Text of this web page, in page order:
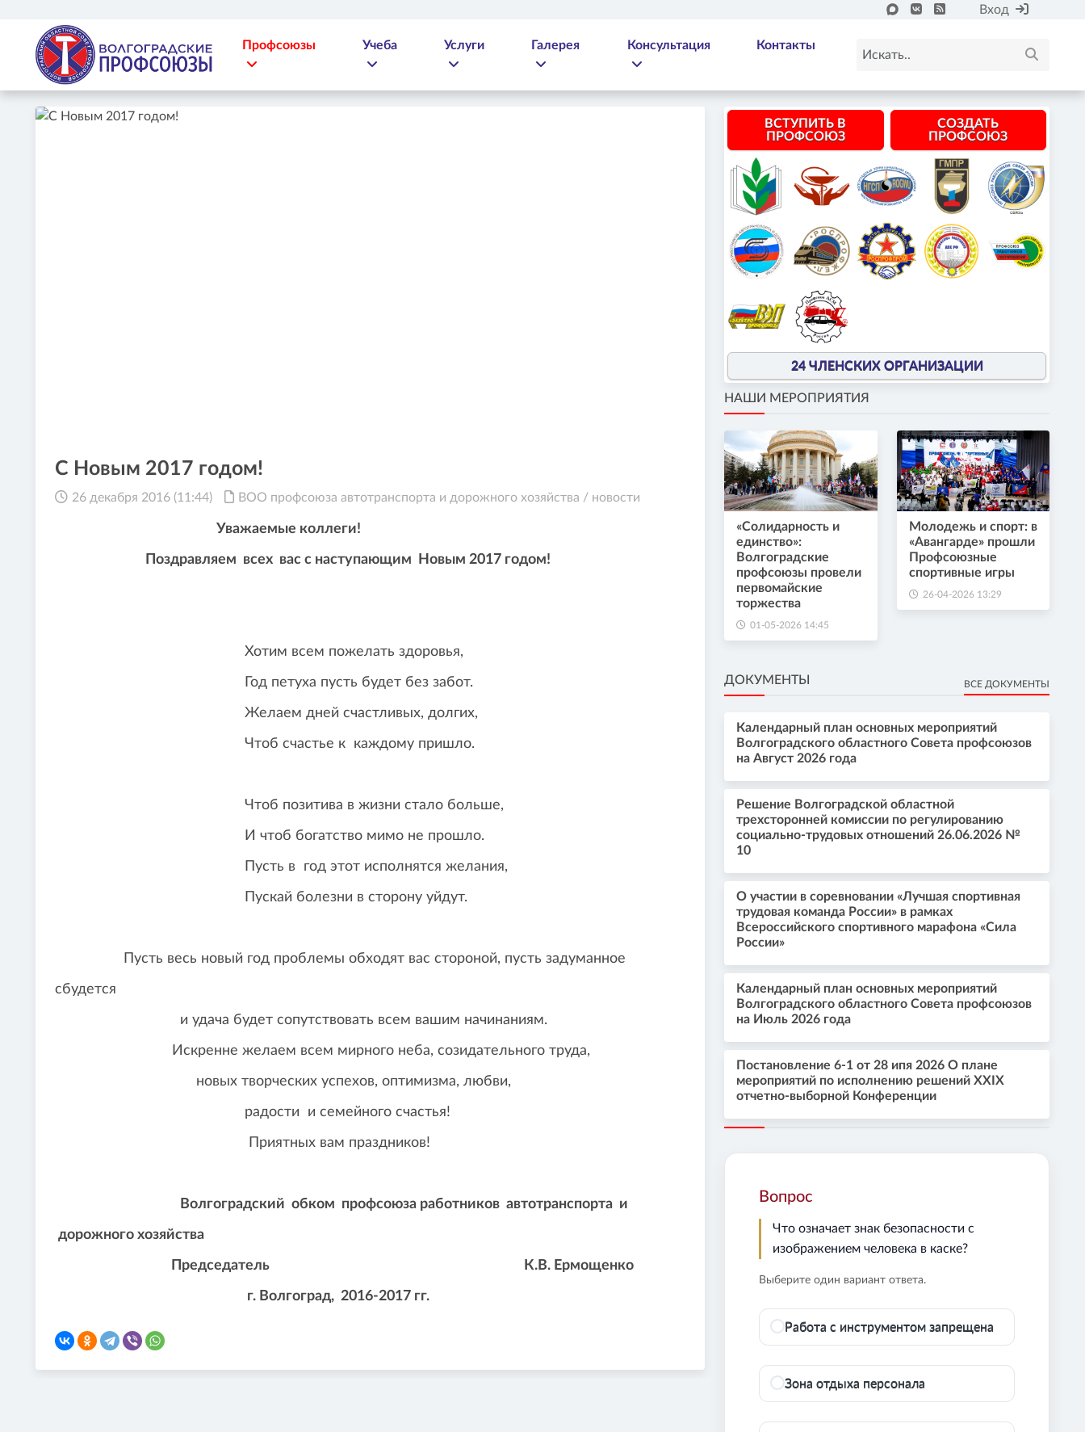
Вход
Профсоюзы Учеба Услуги Галерея Консультация Контакты
С Новым 2017 годом!
26 декабря 2016 (11:44) ВОО профсоюза автотранспорта и дорожного хозяйства / новости
Уважаемые коллеги!
Поздравляем всех вас с наступающим Новым 2017 годом!
Хотим всем пожелать здоровья,
Год петуха пусть будет без забот.
Желаем дней счастливых, долгих,
Чтоб счастье к каждому пришло.
Чтоб позитива в жизни стало больше,
И чтоб богатство мимо не прошло.
Пусть в год этот исполнятся желания,
Пускай болезни в сторону уйдут.
Пусть весь новый год проблемы обходят вас стороной, пусть задуманное
сбудется
и удача будет сопутствовать всем вашим начинаниям.
Искренне желаем всем мирного неба, созидательного труда,
новых творческих успехов, оптимизма, любви,
радости и семейного счастья!
Приятных вам праздников!
Волгоградский обком профсоюза работников автотранспорта и
дорожного хозяйства
Председатель К.В. Ермощенко
г. Волгоград, 2016-2017 гг.
ВСТУПИТЬ В
ПРОФСОЮЗ
СОЗДАТЬ
ПРОФСОЮЗ
24 ЧЛЕНСКИХ ОРГАНИЗАЦИИ
НАШИ МЕРОПРИЯТИЯ
«Солидарность и
единство»:
Волгоградские
профсоюзы провели
первомайские
торжества
01-05-2026 14:45
Молодежь и спорт: в
«Авангарде» прошли
Профсоюзные
спортивные игры
26-04-2026 13:29
ДОКУМЕНТЫ ВСЕ ДОКУМЕНТЫ
Календарный план основных мероприятий
Волгоградского областного Совета профсоюзов
на Август 2026 года
Решение Волгоградской областной
трехсторонней комиссии по регулированию
социально-трудовых отношений 26.06.2026 №
10
О участии в соревновании «Лучшая спортивная
трудовая команда России» в рамках
Всероссийского спортивного марафона «Сила
России»
Календарный план основных мероприятий
Волгоградского областного Совета профсоюзов
на Июль 2026 года
Постановление 6-1 от 28 ипя 2026 О плане
мероприятий по исполнению решений XXIX
отчетно-выборной Конференции
Вопрос
Что означает знак безопасности с
изображением человека в каске?
Выберите один вариант ответа.
Работа с инструментом запрещена
Зона отдыха персонала